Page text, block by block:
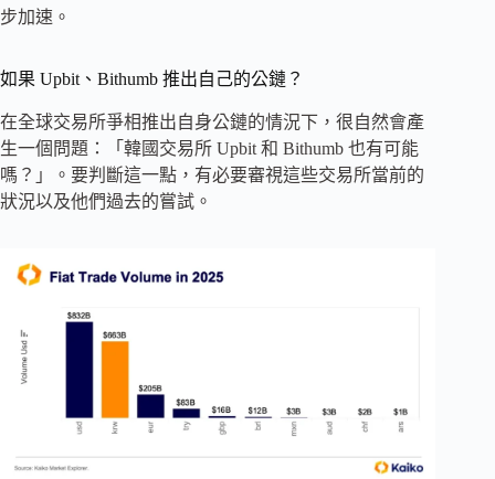
步加速。
如果 Upbit、Bithumb 推出自己的公鏈？
在全球交易所爭相推出自身公鏈的情況下，很自然會產
生一個問題：「韓國交易所 Upbit 和 Bithumb 也有可能
嗎？」。要判斷這一點，有必要審視這些交易所當前的
狀況以及他們過去的嘗試。